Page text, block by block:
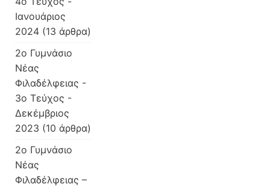
Ιανουάριος
2024 (13 άρθρα)
2ο Γυμνάσιο
Νέας
Φιλαδέλφειας -
3ο Τεύχος -
Δεκέμβριος
2023 (10 άρθρα)
2ο Γυμνάσιο
Νέας
Φιλαδέλφειας –